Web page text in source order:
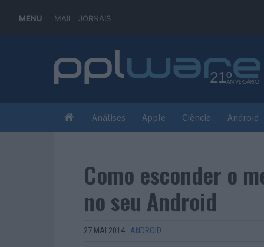
MENU MAIL JORNAIS
Análises Apple Ciência Android
Como esconder o
no seu Android
27 MAI 2014 · ANDROID